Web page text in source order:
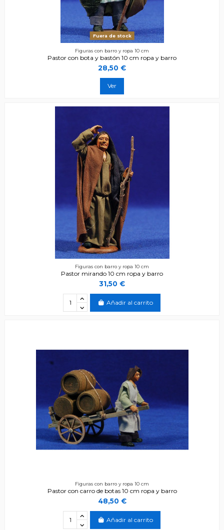
Fuera de stock
Figuras con barro y ropa 10 cm
Pastor con bota y bastón 10 cm ropa y barro
28,50 €
Ver
Figuras con barro y ropa 10 cm
Pastor mirando 10 cm ropa y barro
31,50 €
Añadir al carrito
Figuras con barro y ropa 10 cm
Pastor con carro de botas 10 cm ropa y barro
48,50 €
Añadir al carrito